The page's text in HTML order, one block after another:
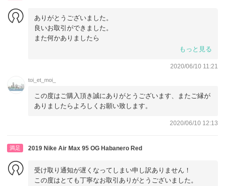
ありがとうございました。
良いお取引ができました。
また何かありましたら
もっと見る
2020/06/10 11:21
toi_et_moi_
この度はご購入頂き誠にありがとうございます、またご縁が
ありましたらよろしくお願い致します。
2020/06/10 12:13
満足 2019 Nike Air Max 95 OG Habanero Red
受け取り通知が遅くなってしまい申し訳ありません！
この度はとても丁寧なお取引ありがとうございました。